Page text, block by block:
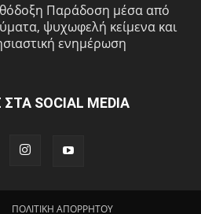
Παράδοση μέσα από
ψυχωφελή κείμενα και
ενημέρωση
SOCIAL MEDIA
ΠΟΛΙΤΙΚΗ ΑΠΟΡΡΗΤΟΥ